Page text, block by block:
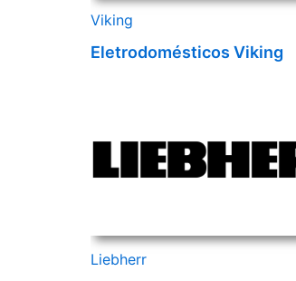
Viking
Eletrodomésticos Viking
Liebherr